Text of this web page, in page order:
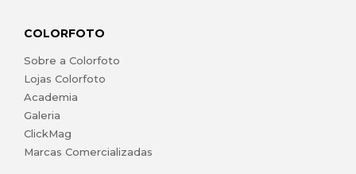
COLORFOTO
Sobre a Colorfoto
Lojas Colorfoto
Academia
Galeria
ClickMag
Marcas Comercializadas